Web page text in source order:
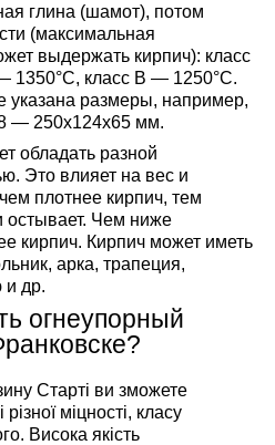
глина (шамот), потом
(максимальная
выдержать кирпич): класс
1350°C, класс В — 1250°C.
указана размеры, например,
— 250х124х65 мм.
обладать разной
Это влияет на вес и
плотнее кирпич, тем
остывает. Чем ниже
кирпич. Кирпич может иметь
арка, трапеция,
и др.
огнеупорный
Старті ви зможете
міцності, класу
Висока якість